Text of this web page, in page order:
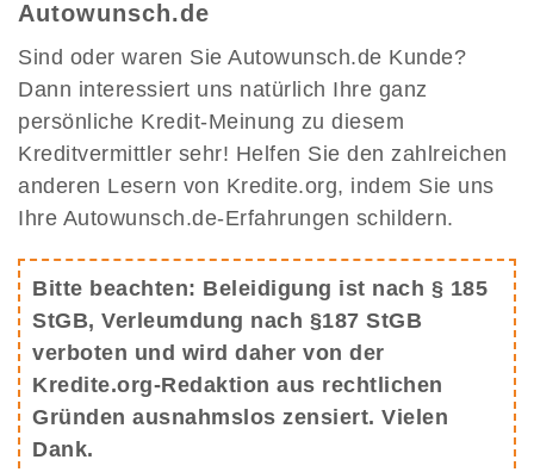
Autowunsch.de
Sind oder waren Sie Autowunsch.de Kunde?
Dann interessiert uns natürlich Ihre ganz
persönliche Kredit-Meinung zu diesem
Kreditvermittler sehr! Helfen Sie den zahlreichen
anderen Lesern von Kredite.org, indem Sie uns
Ihre Autowunsch.de-Erfahrungen schildern.
Bitte beachten: Beleidigung ist nach § 185
StGB, Verleumdung nach §187 StGB
verboten und wird daher von der
Kredite.org-Redaktion aus rechtlichen
Gründen ausnahmslos zensiert. Vielen
Dank.